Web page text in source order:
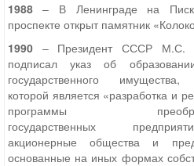
1988– В Ленинграде на
проспекте открыт памятник
1990– Президент СССР М.С.
подписал указ об
государственного имущества,
которой является «разработка и
программы
государственных
акционерные общества и
основанные на иных формах